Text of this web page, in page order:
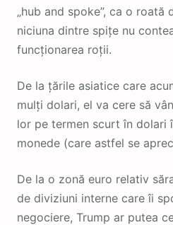
„hub and spoke”, ca o roată
niciuna dintre spițe nu
funcționarea roții.
De la țările asiatice care
mulți dolari, el va cere să
lor pe termen scurt în dolari
monede (care astfel se
De la o zonă euro relativ
de diviziuni interne care îi
negociere, Trump ar putea